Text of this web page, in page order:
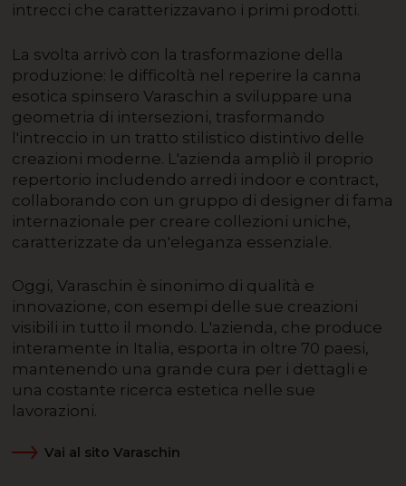
intrecci che caratterizzavano i primi prodotti.
La svolta arrivò con la trasformazione della
produzione: le difficoltà nel reperire la canna
esotica spinsero Varaschin a sviluppare una
geometria di intersezioni, trasformando
l'intreccio in un tratto stilistico distintivo delle
creazioni moderne. L'azienda ampliò il proprio
repertorio includendo arredi indoor e contract,
collaborando con un gruppo di designer di fama
internazionale per creare collezioni uniche,
caratterizzate da un'eleganza essenziale.
Oggi, Varaschin è sinonimo di qualità e
innovazione, con esempi delle sue creazioni
visibili in tutto il mondo. L'azienda, che produce
interamente in Italia, esporta in oltre 70 paesi,
mantenendo una grande cura per i dettagli e
una costante ricerca estetica nelle sue
lavorazioni.
Vai al sito Varaschin